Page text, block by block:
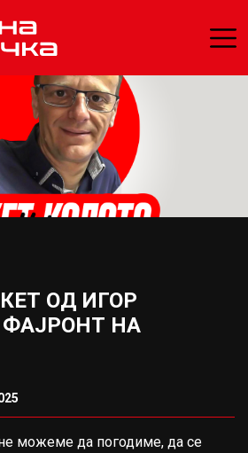
ОД ИГОР
НА
можеме да погодиме, да се